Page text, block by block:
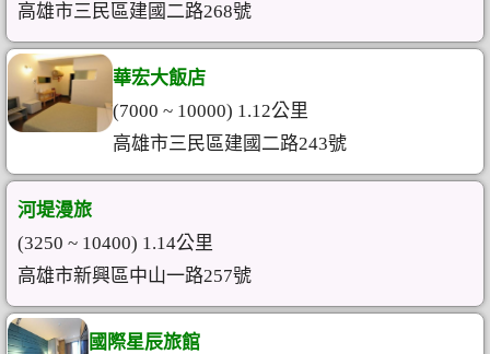
高雄市三民區建國二路268號
華宏大飯店
(7000 ~ 10000) 1.12公里
高雄市三民區建國二路243號
河堤漫旅
(3250 ~ 10400) 1.14公里
高雄市新興區中山一路257號
國際星辰旅館